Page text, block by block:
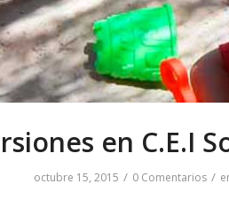
en C.E.I
octubre 15, 2015 / 0 Comentarios /